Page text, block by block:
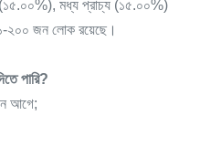
মধ্য প্রাচ্য (১৫.০০%)
২০০ জন লোক রয়েছে।
পারি?
আগে;